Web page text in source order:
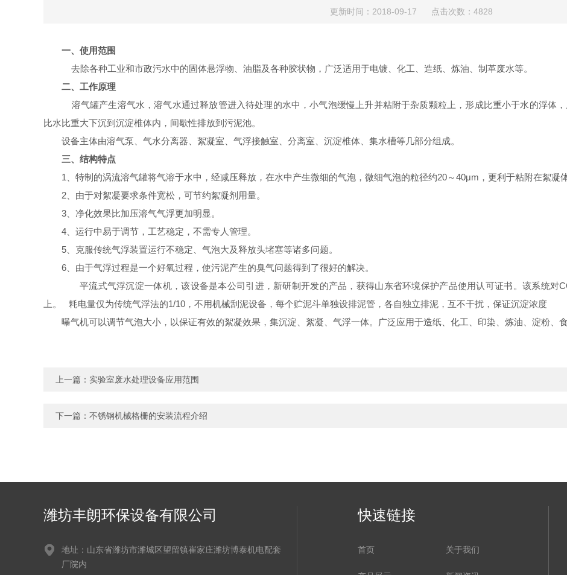
更新时间：2018-09-17 点击次数：4828
一、使用范围
去除各种工业和市政污水中的固体悬浮物、油脂及各种胶状物，广泛适用于电镀、化工、造纸、炼油、制革废水等。
二、工作原理
溶气罐产生溶气水，溶气水通过释放管进入待处理的水中，小气泡缓慢上升并粘附于杂质颗粒上，形成比重小于水的浮体
比水比重大下沉到沉淀椎体内，间歇性排放到污泥池。
设备主体由溶气泵、气水分离器、絮凝室、气浮接触室、分离室、沉淀椎体、集水槽等几部分组成。
三、结构特点
1、特制的涡流溶气罐将气溶于水中，经减压释放，在水中产生微细的气泡，微细气泡的粒径约20～40μm，更利于粘附在絮凝体
2、由于对絮凝要求条件宽松，可节约絮凝剂用量。
3、净化效果比加压溶气气浮更加明显。
4、运行中易于调节，工艺稳定，不需专人管理。
5、克服传统气浮装置运行不稳定、气泡大及释放头堵塞等诸多问题。
6、由于气浮过程是一个好氧过程，使污泥产生的臭气问题得到了很好的解决。
平流式气浮沉淀一体机，该设备是本公司引进，新研制开发的产品，获得山东省环境保护产品使用认可证书。该系统对
上。 耗电量仅为传统气浮法的1/10，不用机械刮泥设备，每个贮泥斗单独设排泥管，各自独立排泥，互不干扰，保证沉淀浓度
曝气机可以调节气泡大小，以保证有效的絮凝效果，集沉淀、絮凝、气浮一体。广泛应用于造纸、化工、印染、炼油、淀粉、
上一篇： 实验室废水处理设备应用范围
下一篇： 不锈钢机械格栅的安装流程介绍
潍坊丰朗环保设备有限公司
地址：山东省潍坊市潍城区望留镇崔家庄潍坊博泰机电配套
厂院内
快速链接
首页 关于我们